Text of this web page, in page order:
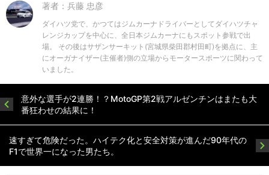
著者：兵藤 忠彦
ダイハツ党で、かつてはジムカーナドライバーとしてダイハツチャ
レンジカップを中心に、全日本ジムカーナにもスポット参戦で出
場。 その後はサザンサーキット(宮城県柴田郡村田町)を拠点に、主
にオーガナイザー(主催者)側の立場からモータースポーツに関わって
いました。
意外な選手が2連勝！？MotoGP第2戦アルゼンチンはまたも大
番狂わせの結果に！
速すぎて危険だった。ハイテク化と安全対策が進んだ90年代の
F1で世界一になった男たち。